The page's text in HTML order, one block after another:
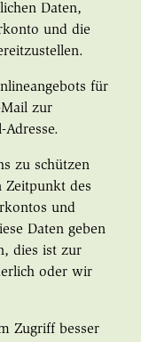
Daten,
und die
für
Mail zur
Adresse.
zu schützen
Zeitpunkt des
und
Daten geben
dies ist zur
oder wir
Zugriff besser